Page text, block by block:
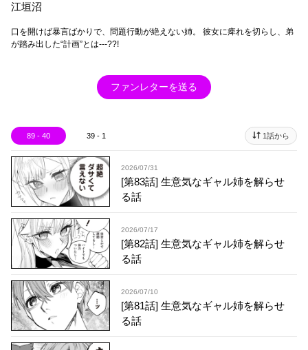
江垣沼
口を開けば暴言ばかりで、問題行動が絶えない姉。 彼女に痺れを切らし、弟
が踏み出した“計画”とは---??!
ファンレターを送る
89 - 40 39 - 1 1話から
2026/07/31
[第83話] 生意気なギャル姉を解らせ
る話
2026/07/17
[第82話] 生意気なギャル姉を解らせ
る話
2026/07/10
[第81話] 生意気なギャル姉を解らせ
る話